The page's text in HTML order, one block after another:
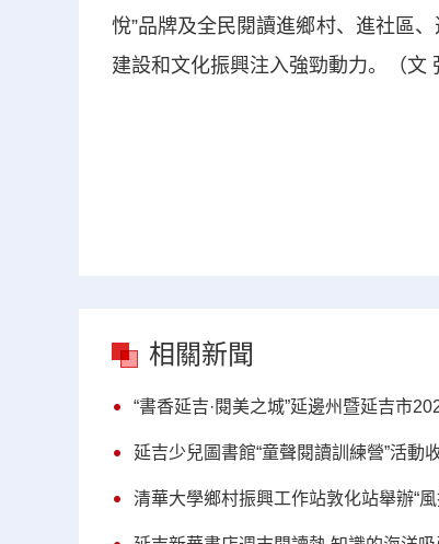
悅”品牌及全民閱讀進鄉村、進社區
建設和文化振興注入強勁動力。（文
相關新聞
“書香延吉·閱美之城”延邊州暨延吉市
延吉少兒圖書館“童聲閱讀訓練營”活動
清華大學鄉村振興工作站敦化站舉辦“